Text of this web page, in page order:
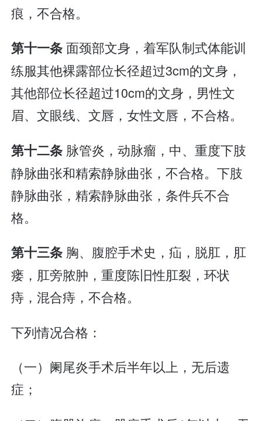
痕，不合格。
第十一条面颈部文身，着军队制式体能训
练服其他裸露部位长径超过3cm的文身，
其他部位长径超过10cm的文身，男性文
眉、文眼线、文唇，女性文唇，不合格。
第十二条 脉管炎，动脉瘤，中、重度下肢
静脉曲张和精索静脉曲张，不合格。下肢
静脉曲张，精索静脉曲张，条件兵不合
格。
第十三条 胸、腹腔手术史，疝，脱肛，肛
瘘，肛旁脓肿，重度陈旧性肛裂，环状
痔，混合痔，不合格。
下列情况合格：
（一）阑尾炎手术后半年以上，无后遗
症；